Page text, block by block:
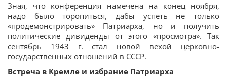
Зная, что конференция намечена на конец ноября,
надо было торопиться, дабы успеть не только
«продемонстрировать» Патриарха, но и получить
политические дивиденды от этого «просмотра». Так
сентябрь 1943 г. стал новой вехой церковно-
государственных отношений в СССР.
Встреча в Кремле и избрание Патриарха